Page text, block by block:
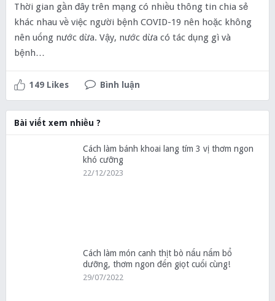
Thời gian gần đây trên mạng có nhiều thông tin chia sẻ
khác nhau về việc người bệnh COVID-19 nên hoặc không
nên uống nước dừa. Vậy, nước dừa có tác dụng gì và
bệnh…
149 Likes Bình luận
Bài viết xem nhiều ?
Cách làm bánh khoai lang tím 3 vị thơm ngon
khó cưỡng
22/12/2023
Cách làm món canh thịt bò nấu nấm bổ
dưỡng, thơm ngon đến giọt cuối cùng!
29/07/2022